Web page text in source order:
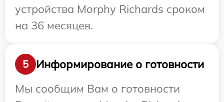
устройства Morphy Richards сроком
на 36 месяцев.
5
Информирование о готовности
Мы сообщим Вам о готовности